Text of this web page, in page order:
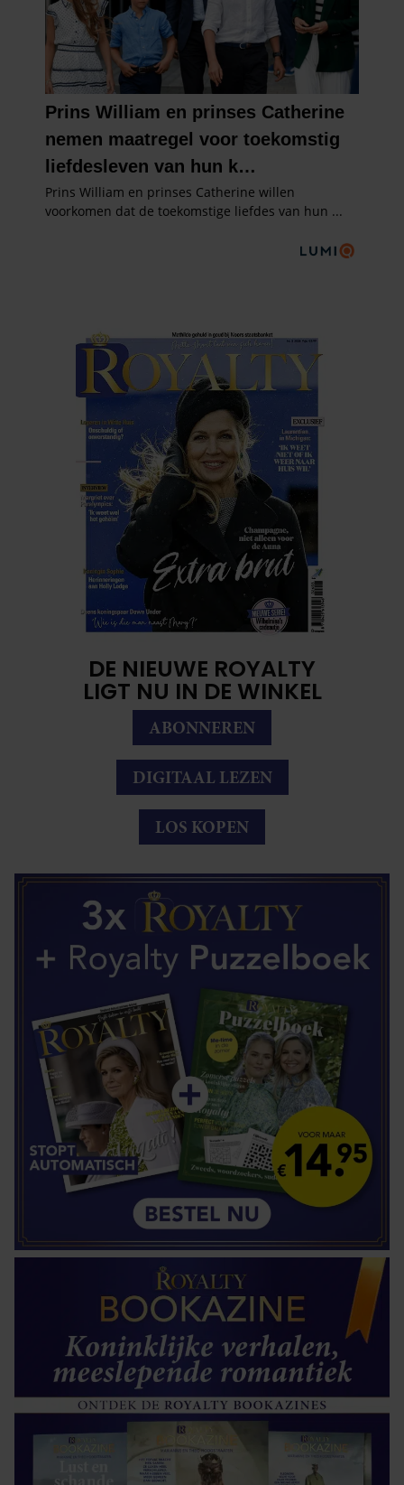
DE NIEUWE ROYALTY
LIGT NU IN DE WINKEL
ABONNEREN
DIGITAAL LEZEN
LOS KOPEN